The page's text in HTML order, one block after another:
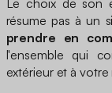
résume pas à un
prendre en
l'ensemble qui
extérieur et à